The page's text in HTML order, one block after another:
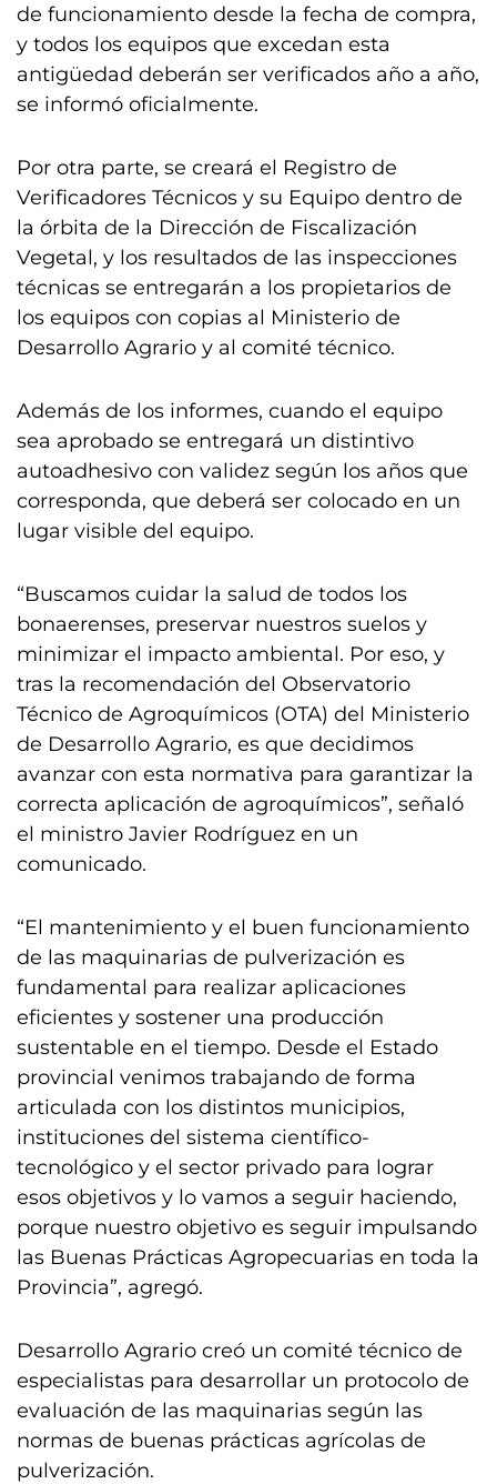
de funcionamiento desde la fecha de compra,
y todos los equipos que excedan esta
antigüedad deberán ser verificados año a año,
se informó oficialmente.
Por otra parte, se creará el Registro de
Verificadores Técnicos y su Equipo dentro de
la órbita de la Dirección de Fiscalización
Vegetal, y los resultados de las inspecciones
técnicas se entregarán a los propietarios de
los equipos con copias al Ministerio de
Desarrollo Agrario y al comité técnico.
Además de los informes, cuando el equipo
sea aprobado se entregará un distintivo
autoadhesivo con validez según los años que
corresponda, que deberá ser colocado en un
lugar visible del equipo.
“Buscamos cuidar la salud de todos los
bonaerenses, preservar nuestros suelos y
minimizar el impacto ambiental. Por eso, y
tras la recomendación del Observatorio
Técnico de Agroquímicos (OTA) del Ministerio
de Desarrollo Agrario, es que decidimos
avanzar con esta normativa para garantizar la
correcta aplicación de agroquímicos”, señaló
el ministro Javier Rodríguez en un
comunicado.
“El mantenimiento y el buen funcionamiento
de las maquinarias de pulverización es
fundamental para realizar aplicaciones
eficientes y sostener una producción
sustentable en el tiempo. Desde el Estado
provincial venimos trabajando de forma
articulada con los distintos municipios,
instituciones del sistema científico-
tecnológico y el sector privado para lograr
esos objetivos y lo vamos a seguir haciendo,
porque nuestro objetivo es seguir impulsando
las Buenas Prácticas Agropecuarias en toda la
Provincia”, agregó.
Desarrollo Agrario creó un comité técnico de
especialistas para desarrollar un protocolo de
evaluación de las maquinarias según las
normas de buenas prácticas agrícolas de
pulverización.